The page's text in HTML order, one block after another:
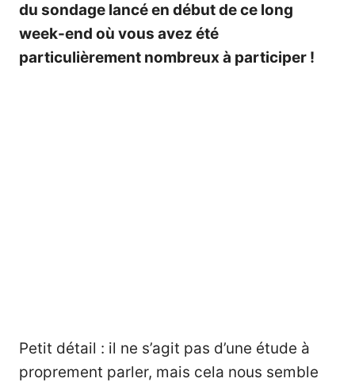
du sondage lancé en début de ce long
week-end où vous avez été
particulièrement nombreux à participer !
Petit détail : il ne s’agit pas d’une étude à
proprement parler, mais cela nous semble